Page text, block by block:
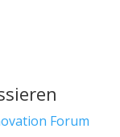
Forum